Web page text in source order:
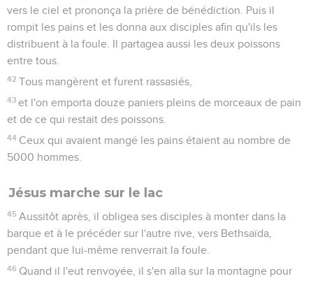
vers le ciel et prononça la prière de bénédiction. Puis il
rompit les pains et les donna aux disciples afin qu'ils les
distribuent à la foule. Il partagea aussi les deux poissons
entre tous.
42 Tous mangèrent et furent rassasiés,
43 et l'on emporta douze paniers pleins de morceaux de pain
et de ce qui restait des poissons.
44 Ceux qui avaient mangé les pains étaient au nombre de
5000 hommes.
Jésus marche sur le lac
45 Aussitôt après, il obligea ses disciples à monter dans la
barque et à le précéder sur l'autre rive, vers Bethsaïda,
pendant que lui-même renverrait la foule.
46 Quand il l'eut renvoyée, il s'en alla sur la montagne pour